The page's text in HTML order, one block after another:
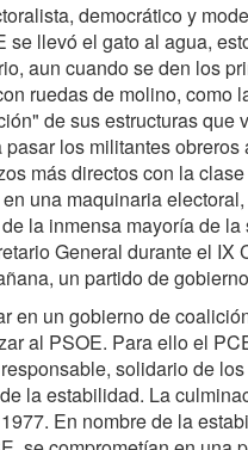
democrático y
llevó el gato al agua,
aun cuando se den los
ruedas de molino, como
de sus estructuras que
los militantes obreros
más directos con la
una maquinaria
la inmensa mayoría de
General durante el IX
un partido de
en un gobierno de
al PSOE. Para ello el
solidario de
la estabilidad. La
En nombre de la